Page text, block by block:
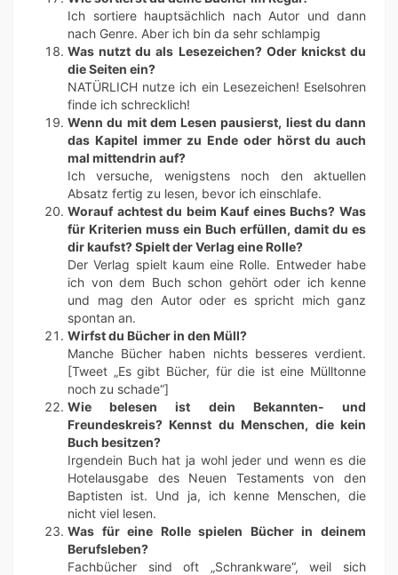
Ich sortiere hauptsächlich nach Autor und dann
nach Genre. Aber ich bin da sehr schlampig
Was nutzt du als Lesezeichen? Oder knickst du
die Seiten ein?
NATÜRLICH nutze ich ein Lesezeichen! Eselsohren
finde ich schrecklich!
Wenn du mit dem Lesen pausierst, liest du dann
das Kapitel immer zu Ende oder hörst du auch
mal mittendrin auf?
Ich versuche, wenigstens noch den aktuellen
Absatz fertig zu lesen, bevor ich einschlafe.
Worauf achtest du beim Kauf eines Buchs? Was
für Kriterien muss ein Buch erfüllen, damit du es
dir kaufst? Spielt der Verlag eine Rolle?
Der Verlag spielt kaum eine Rolle. Entweder habe
ich von dem Buch schon gehört oder ich kenne
und mag den Autor oder es spricht mich ganz
spontan an.
Wirfst du Bücher in den Müll?
Manche Bücher haben nichts besseres verdient.
[Tweet „Es gibt Bücher, für die ist eine Mülltonne
noch zu schade“]
Wie belesen ist dein Bekannten- und
Freundeskreis? Kennst du Menschen, die kein
Buch besitzen?
Irgendein Buch hat ja wohl jeder und wenn es die
Hotelausgabe des Neuen Testaments von den
Baptisten ist. Und ja, ich kenne Menschen, die
nicht viel lesen.
Was für eine Rolle spielen Bücher in deinem
Berufsleben?
Fachbücher sind oft „Schrankware“, weil sich